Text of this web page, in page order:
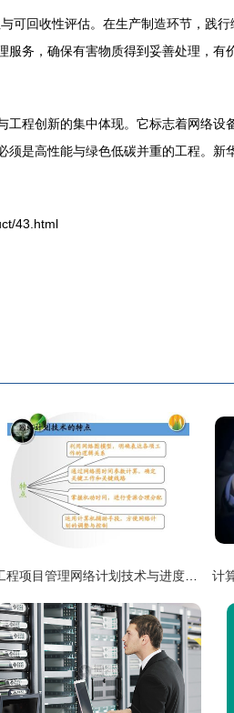
可回收性评估。在生产制造环节，践
务，确保有害物质得到妥善处理，有
程创新的集中体现。它标志着网络设
是高性能与绿色低碳并重的工程。新
43.html